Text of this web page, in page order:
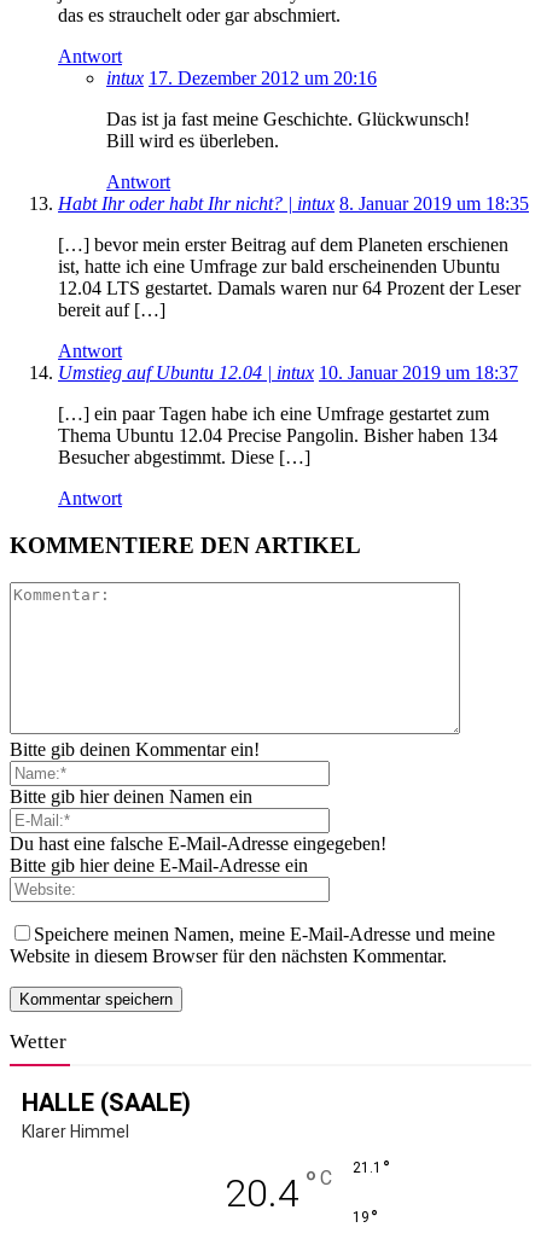
das es strauchelt oder gar abschmiert.
Antwort
intux 17. Dezember 2012 um 20:16
Das ist ja fast meine Geschichte. Glückwunsch!
Bill wird es überleben.
Antwort
Habt Ihr oder habt Ihr nicht? | intux 8. Januar 2019 um 18:35
[…] bevor mein erster Beitrag auf dem Planeten erschienen
ist, hatte ich eine Umfrage zur bald erscheinenden Ubuntu
12.04 LTS gestartet. Damals waren nur 64 Prozent der Leser
bereit auf […]
Antwort
Umstieg auf Ubuntu 12.04 | intux 10. Januar 2019 um 18:37
[…] ein paar Tagen habe ich eine Umfrage gestartet zum
Thema Ubuntu 12.04 Precise Pangolin. Bisher haben 134
Besucher abgestimmt. Diese […]
Antwort
KOMMENTIERE DEN ARTIKEL
Bitte gib deinen Kommentar ein!
Bitte gib hier deinen Namen ein
Du hast eine falsche E-Mail-Adresse eingegeben!
Bitte gib hier deine E-Mail-Adresse ein
Speichere meinen Namen, meine E-Mail-Adresse und meine
Website in diesem Browser für den nächsten Kommentar.
Wetter
HALLE (SAALE)
Klarer Himmel
20.4 ° C 21.1 °
19 °